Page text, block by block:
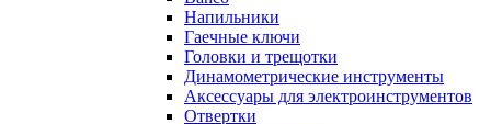
Напильники
Гаечные ключи
Головки и трещотки
Динамометрические инструменты
Аксессуары для электроинструментов
Отвертки